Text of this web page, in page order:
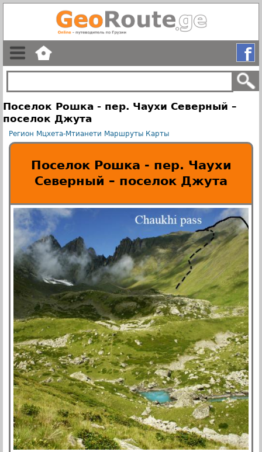
Поселок Рошка - пер. Чаухи Северный –
поселок Джута
Регион Мцхета-Мтианети Маршруты Карты
Поселок Рошка - пер. Чаухи
Северный – поселок Джута